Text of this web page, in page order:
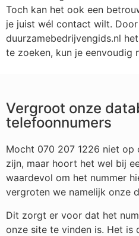
Toch kan het ook een
je juist wél contact wilt.
duurzamebedrijvengids.nl
te zoeken, kun je eenvoudig
Vergroot onze
telefoonnumers
Mocht 070 207 1226 niet op
zijn, maar hoort het wel bij
waardevol om het nummer
vergroten we namelijk onze
Dit zorgt er voor dat het
onze site te vinden is. Het is